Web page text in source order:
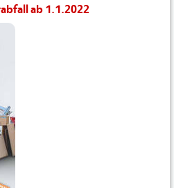
ab 1.1.2022